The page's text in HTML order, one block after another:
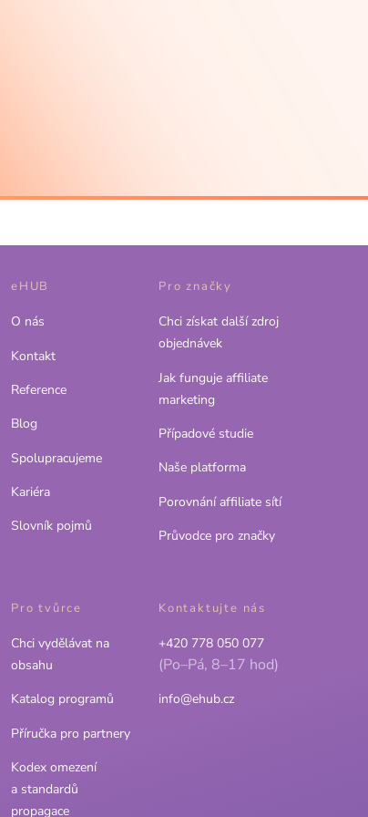
eHUB
O nás
Kontakt
Reference
Blog
Spolupracujeme
Kariéra
Slovník pojmů
Pro značky
Chci získat další zdroj
objednávek
Jak funguje affiliate
marketing
Případové studie
Naše platforma
Porovnání affiliate sítí
Průvodce pro značky
Pro tvůrce
Chci vydělávat na
obsahu
Katalog programů
Příručka pro partnery
Kodex omezení
a standardů
propagace
Kontaktujte nás
+420 778 050 077
(Po–Pá, 8–17 hod)
info@ehub.cz